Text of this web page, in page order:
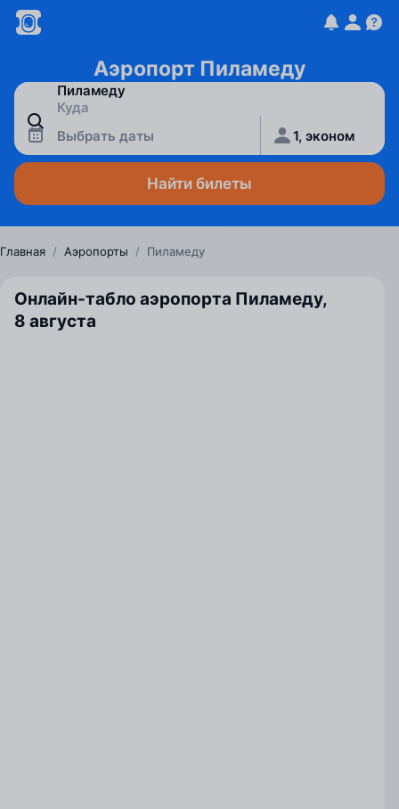
Аэропорт Пиламеду
Выбрать даты 1, эконом
Найти билеты
Главная / Аэропорты / Пиламеду
Онлайн-табло аэропорта Пиламеду,
8 августа